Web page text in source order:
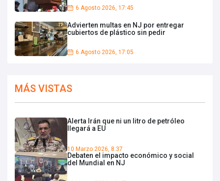
6 Agosto 2026, 17:45
Advierten multas en NJ por entregar
cubiertos de plástico sin pedir
6 Agosto 2026, 17:05
MÁS VISTAS
Alerta Irán que ni un litro de petróleo
llegará a EU
10 Marzo 2026, 8:37
Debaten el impacto económico y social
del Mundial en NJ